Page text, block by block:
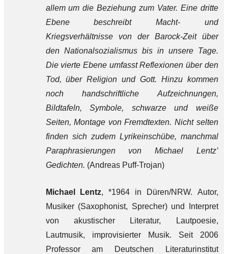
allem um die Beziehung zum Vater. Eine dritte
Ebene beschreibt Macht- und
Kriegsverhältnisse von der Barock-Zeit über
den Nationalsozialismus bis in unsere Tage.
Die vierte Ebene umfasst Reflexionen über den
Tod, über Religion und Gott. Hinzu kommen
noch handschriftliche Aufzeichnungen,
Bildtafeln, Symbole, schwarze und weiße
Seiten, Montage von Fremdtexten. Nicht selten
finden sich zudem Lyrikeinschübe, manchmal
Paraphrasierungen von Michael Lentz’
Gedichten. (Andreas Puff-Trojan)
Michael Lentz, *1964 in Düren/NRW. Autor,
Musiker (Saxophonist, Sprecher) und Interpret
von akustischer Literatur, Lautpoesie,
Lautmusik, improvisierter Musik. Seit 2006
Professor am Deutschen Literaturinstitut